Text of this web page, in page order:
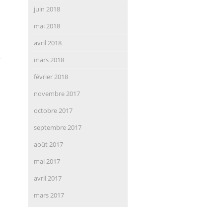
juin 2018
mai 2018
avril 2018
mars 2018
février 2018
novembre 2017
octobre 2017
septembre 2017
août 2017
mai 2017
avril 2017
mars 2017